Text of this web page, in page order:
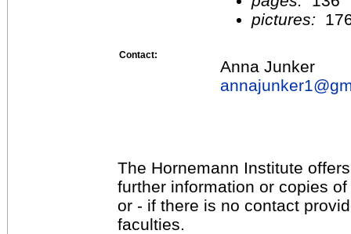
pictures:
Contact:
Anna Junker
annajunker1@
The Hornemann Institute
further information or copies
or - if there is no contact
faculties.